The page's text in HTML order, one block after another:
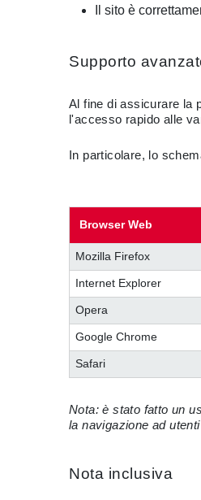
Il sito è
Supporto
Al fine di assicurare la
l'accesso rapido alle
In particolare, lo
Browser Web
Mozilla Firefox
Internet Explorer
Opera
Google Chrome
Safari
Nota: è stato fatto un
la navigazione ad
Nota inclusiva